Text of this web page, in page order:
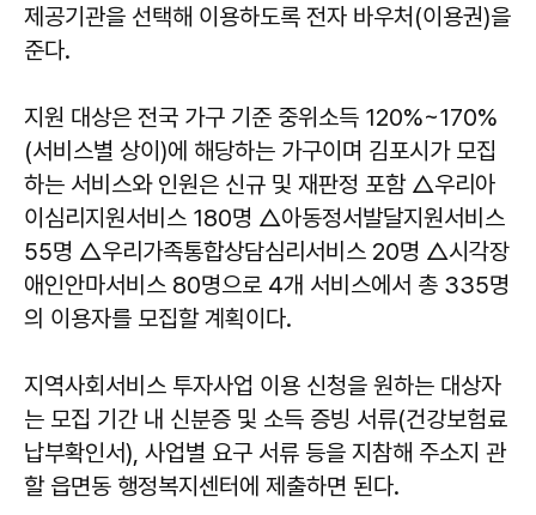
제공기관을 선택해 이용하도록 전자 바우처(이용권)을
준다.
지원 대상은 전국 가구 기준 중위소득 120%~170%
(서비스별 상이)에 해당하는 가구이며 김포시가 모집
하는 서비스와 인원은 신규 및 재판정 포함 △우리아
이심리지원서비스 180명 △아동정서발달지원서비스
55명 △우리가족통합상담심리서비스 20명 △시각장
애인안마서비스 80명으로 4개 서비스에서 총 335명
의 이용자를 모집할 계획이다.
지역사회서비스 투자사업 이용 신청을 원하는 대상자
는 모집 기간 내 신분증 및 소득 증빙 서류(건강보험료
납부확인서), 사업별 요구 서류 등을 지참해 주소지 관
할 읍면동 행정복지센터에 제출하면 된다.